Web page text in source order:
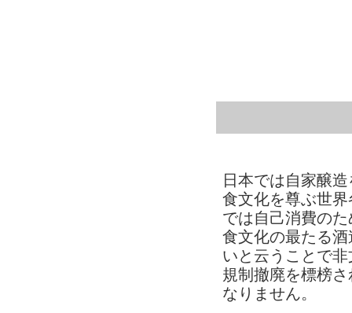
日本では自家醸
食文化を尊ぶ世
では自己消費の
食文化の最たる
いと云うことで
規制撤廃を標榜
なりません。